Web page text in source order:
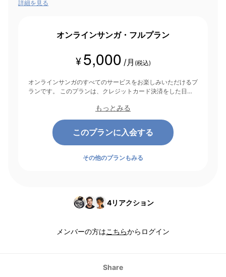
詳細を見る
オンラインサンガ・フルプラン
¥ 5,000 /月 (税込)
オンラインサンガのすべてのサービスをお楽しみいただけるプ
ランです。 このプランは、クレジットカード決済をした日を
もっとみる
このプランに入会する
その他のプランもみる
4リアクション
メンバーの方はこちらからログイン
Share